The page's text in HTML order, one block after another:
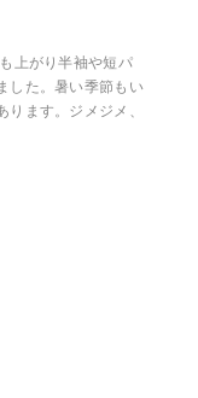
上がり半袖や短パ
した。暑い季節もい
ます。ジメジメ、